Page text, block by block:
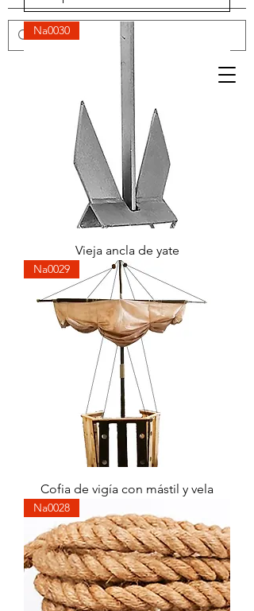
Se connecter
Na0030
Vieja ancla de yate
Na0029
Cofia de vigía con mástil y vela
Na0028